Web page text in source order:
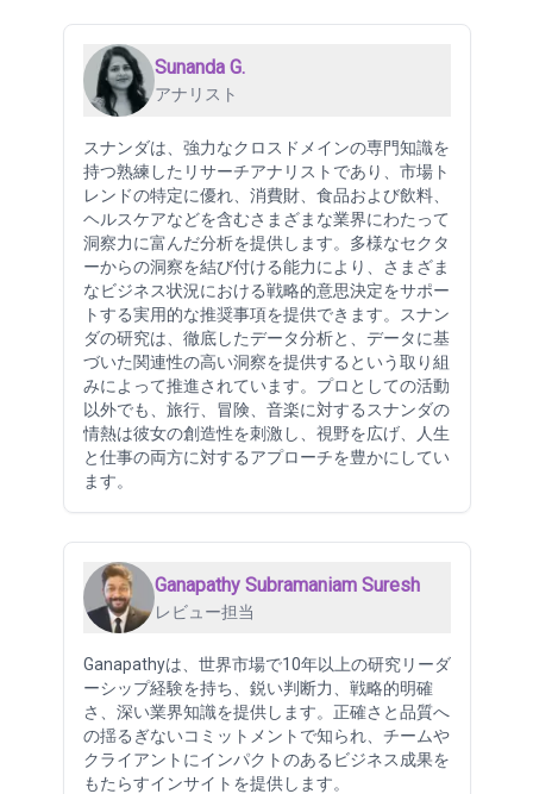
Sunanda G.
アナリスト
スナンダは、強力なクロスドメインの専門知識を
持つ熟練したリサーチアナリストであり、市場ト
レンドの特定に優れ、消費財、食品および飲料、
ヘルスケアなどを含むさまざまな業界にわたって
洞察力に富んだ分析を提供します。多様なセクタ
ーからの洞察を結び付ける能力により、さまざま
なビジネス状況における戦略的意思決定をサポー
トする実用的な推奨事項を提供できます。スナン
ダの研究は、徹底したデータ分析と、データに基
づいた関連性の高い洞察を提供するという取り組
みによって推進されています。プロとしての活動
以外でも、旅行、冒険、音楽に対するスナンダの
情熱は彼女の創造性を刺激し、視野を広げ、人生
と仕事の両方に対するアプローチを豊かにしてい
ます。
Ganapathy Subramaniam Suresh
レビュー担当
Ganapathyは、世界市場で10年以上の研究リーダ
ーシップ経験を持ち、鋭い判断力、戦略的明確
さ、深い業界知識を提供します。正確さと品質へ
の揺るぎないコミットメントで知られ、チームや
クライアントにインパクトのあるビジネス成果を
もたらすインサイトを提供します。